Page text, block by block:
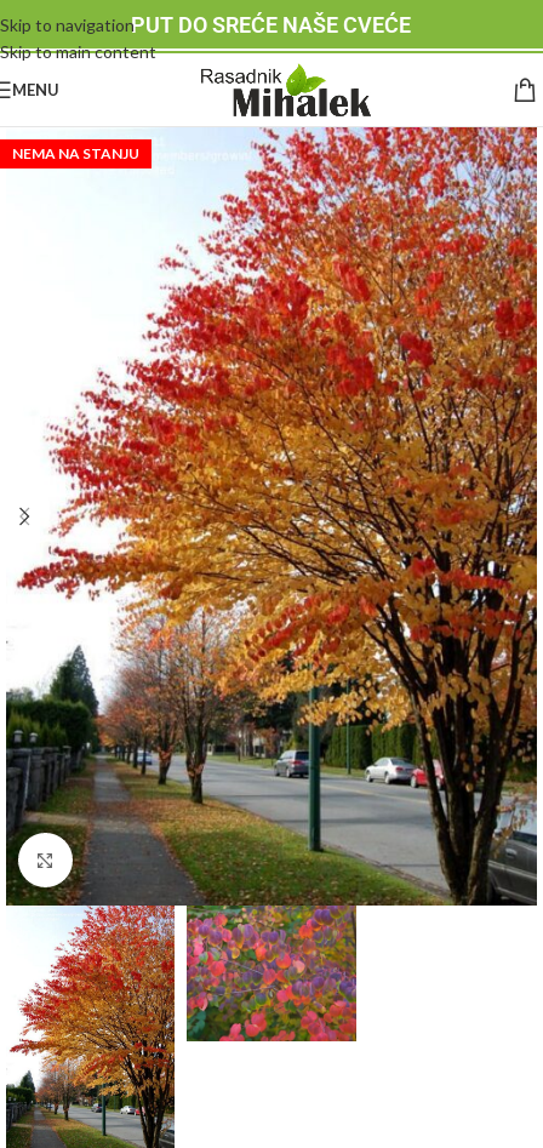
Skip to navigation
Skip to main content
PUT DO SREĆE NAŠE CVEĆE
MENU
NEMA NA STANJU
Klknite da uvećate